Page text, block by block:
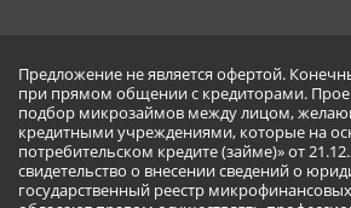
Предложение не является офертой.
при прямом общении с кредиторами.
подбор микрозаймов между лицом,
кредитными учреждениями, которые на
потребительском кредите (займе)» от
свидетельство о внесении сведений о
государственный реестр